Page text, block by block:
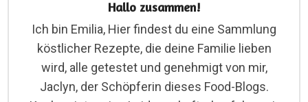
Hallo zusammen!
Ich bin Emilia, Hier findest du eine Sammlung
köstlicher Rezepte, die deine Familie lieben
wird, alle getestet und genehmigt von mir,
Jaclyn, der Schöpferin dieses Food-Blogs.